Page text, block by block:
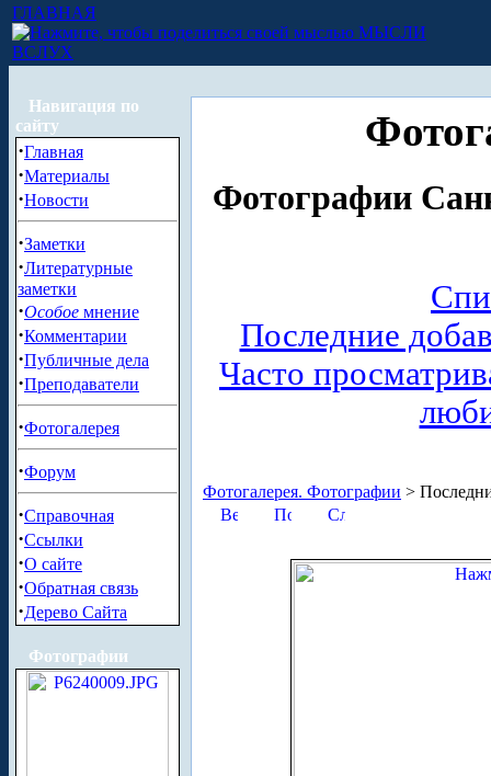
ГЛАВНАЯ
МЫСЛИ
ВСЛУХ
Навигация по
сайту
·Главная
·Материалы
·Новости
·Заметки
·Литературные
заметки
·Особое мнение
·Комментарии
·Публичные дела
·Преподаватели
·Фотогалерея
·Форум
·Справочная
·Ссылки
·О сайте
·Обратная связь
·Дерево Сайта
Фотографии
Фотографии
Последние
Часто
Фотогалерея. Фотографии >